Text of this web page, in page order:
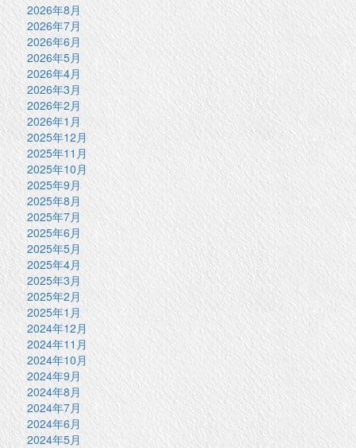
2026年8月
2026年7月
2026年6月
2026年5月
2026年4月
2026年3月
2026年2月
2026年1月
2025年12月
2025年11月
2025年10月
2025年9月
2025年8月
2025年7月
2025年6月
2025年5月
2025年4月
2025年3月
2025年2月
2025年1月
2024年12月
2024年11月
2024年10月
2024年9月
2024年8月
2024年7月
2024年6月
2024年5月